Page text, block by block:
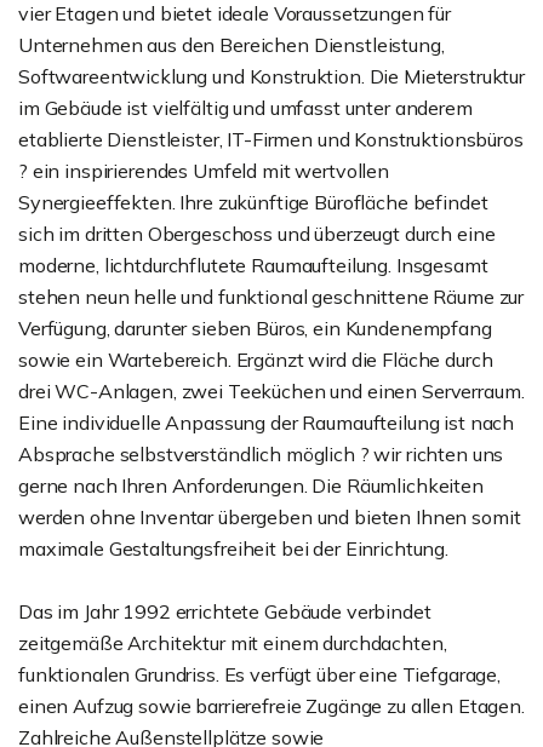
vier Etagen und bietet ideale Voraussetzungen für
Unternehmen aus den Bereichen Dienstleistung,
Softwareentwicklung und Konstruktion. Die Mieterstruktur
im Gebäude ist vielfältig und umfasst unter anderem
etablierte Dienstleister, IT-Firmen und Konstruktionsbüros
? ein inspirierendes Umfeld mit wertvollen
Synergieeffekten. Ihre zukünftige Bürofläche befindet
sich im dritten Obergeschoss und überzeugt durch eine
moderne, lichtdurchflutete Raumaufteilung. Insgesamt
stehen neun helle und funktional geschnittene Räume zur
Verfügung, darunter sieben Büros, ein Kundenempfang
sowie ein Wartebereich. Ergänzt wird die Fläche durch
drei WC-Anlagen, zwei Teeküchen und einen Serverraum.
Eine individuelle Anpassung der Raumaufteilung ist nach
Absprache selbstverständlich möglich ? wir richten uns
gerne nach Ihren Anforderungen. Die Räumlichkeiten
werden ohne Inventar übergeben und bieten Ihnen somit
maximale Gestaltungsfreiheit bei der Einrichtung.
Das im Jahr 1992 errichtete Gebäude verbindet
zeitgemäße Architektur mit einem durchdachten,
funktionalen Grundriss. Es verfügt über eine Tiefgarage,
einen Aufzug sowie barrierefreie Zugänge zu allen Etagen.
Zahlreiche Außenstellplätze sowie